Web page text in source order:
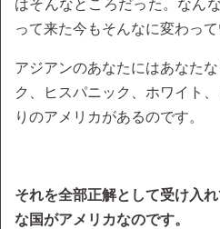
はそんなところだった。なん
って来た今もそんなに変わって
アジアンのあなたにはあなた
ク、ヒスパニック、ホワイト
りのアメリカがあるのです。
それを全部正解として受け入
な国がアメリカなのです。